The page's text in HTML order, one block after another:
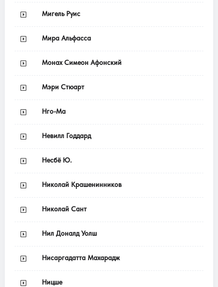
Мигель Руис
Мира Альфасса
Монах Симеон Афонский
Мэри Стюарт
Нго-Ма
Невилл Годдард
Несбё Ю.
Николай Крашенинников
Николай Сант
Нил Доналд Уолш
Нисаргадатта Махарадж
Ницше